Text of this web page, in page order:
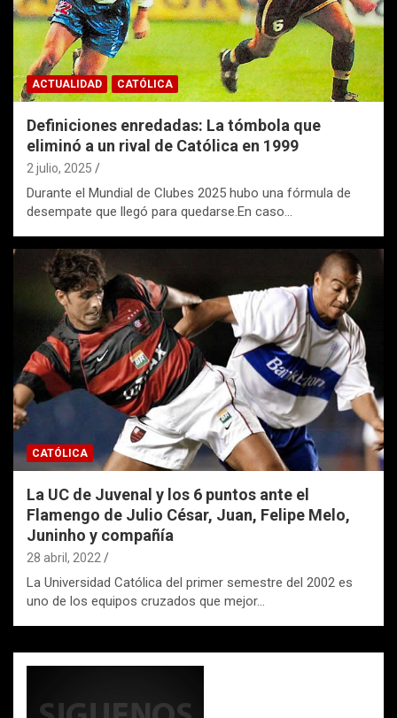
ACTUALIDAD CATÓLICA
Definiciones enredadas: La tómbola que
eliminó a un rival de Católica en 1999
2 julio, 2025
Durante el Mundial de Clubes 2025 hubo una fórmula de
desempate que llegó para quedarse.En caso…
CATÓLICA
La UC de Juvenal y los 6 puntos ante el
Flamengo de Julio César, Juan, Felipe Melo,
Juninho y compañía
28 abril, 2022
La Universidad Católica del primer semestre del 2002 es
uno de los equipos cruzados que mejor…